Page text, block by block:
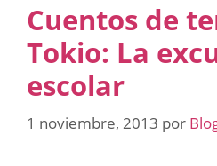
Cuentos de
Tokio: La
escolar
1 noviembre, 2013 por